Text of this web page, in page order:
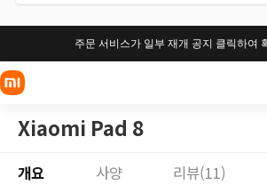
주문 서비스가 일부 재개 공지 클릭하여
Xiaomi Pad 8
개요 사양 리뷰(11)